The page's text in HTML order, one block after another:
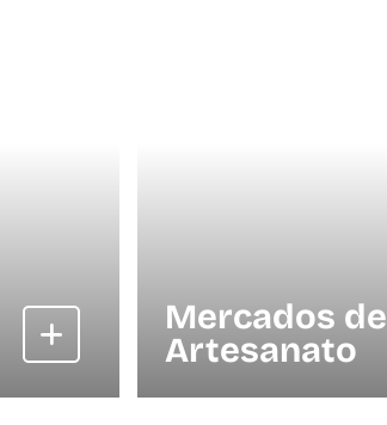
Mercados de
Artesanato